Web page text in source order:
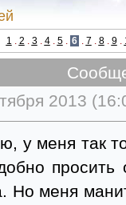
1 . 2 . 3 . 4 . 5 . 6 . 7 . 8 . 9 .
2013
у меня так
Но меня